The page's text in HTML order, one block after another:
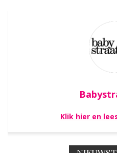
Klik hier en